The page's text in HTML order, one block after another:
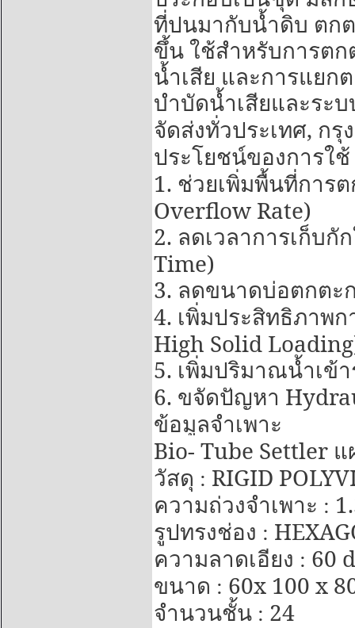
ที่ปนมากับน้ำดิบ ตก
ขึ้น ใช้สำหรับการต
น้ำเสีย และการแยก
บำบัดน้ำเสียและระ
จัดส่งทั่วประเทศ, กรุ
ประโยชน์ของการใ
1. ช่วยเพิ่มพื้นที่การ
Overflow Rate)
2. ลดเวลาการเก็บกั
Time)
3. ลดขนาดบ่อตกตะ
4. เพิ่มประสิทธิภาพ
High Solid
5. เพิ่มปริมาณน้ำเข้
6. ขจัดปัญหา
ข้อมูลจำเพาะ
Bio- Tube Settler แ
วัสดุ : RIGID
ความถ่วงจำเพาะ :
รูปทรงช่อง :
ความลาดเอียง : 60
ขนาด : 60x 100 x
จำนวนชั้น : 24